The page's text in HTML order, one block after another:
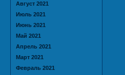
Август 2021
Июль 2021
Июнь 2021
Май 2021
Апрель 2021
Март 2021
Февраль 2021